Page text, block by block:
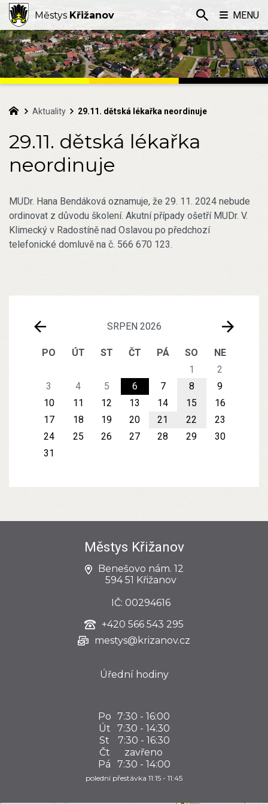
SRPEN 2026
PO ÚT ST ČT PÁ SO
NE
1
2
3
4 5 6 7 8
9
10
11 12 13 14 15
16
17
18 19 20 21 22
23
24
25 26 27 28 29
30
31
Aktuality 29.11. dětská lékařka neordinuje
29.11. dětská lékařka
neordinuje
MUDr. Hana Bendáková oznamuje, že 29. 11. 2024 nebude
ordinovat z důvodu školení. Akutní případy ošetří MUDr. V.
Klimecký v Radostíně nad Oslavou po předchozí
telefonické domluvě na č. 566 670 123.
Městys Křižanov
Benešovo nám. 12
594 51 Křižanov
IČ: 00294616
+420 566 543 295
mestys@krizanov.cz
Úřední hodiny
Po 7:30 - 16:00
Út
7:30 - 14:30
St
7:30 - 16:30
Čt
zavřeno
Pá
7:30 - 14:00
polední přestávka 11:15 - 11:45
Městys Křižanov MENU